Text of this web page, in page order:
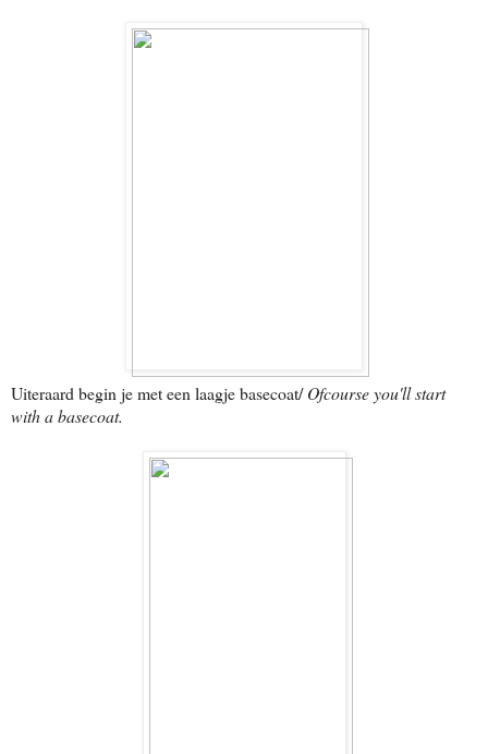
Uiteraard begin je met een laagje basecoat/Ofcourse you'll start
with a basecoat.